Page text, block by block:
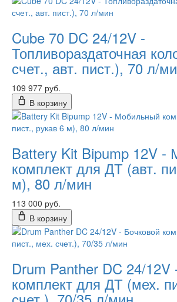
Cube 70 DC 24/12V -
Топливораздаточная
счет., авт. пист.), 70 л/
109 977 руб.
В корзину
Battery Kit Bipump 12V -
комплект для ДТ (авт.
м), 80 л/мин
113 000 руб.
В корзину
Drum Panther DC 24/12V
комплект для ДТ (мех.